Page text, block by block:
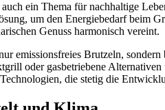
ein Thema für nachhaltige
um den Energiebedarf beim
Genuss harmonisch vereint.
emissionsfreies Brutzeln,
oder gasbetriebene
die stetig die